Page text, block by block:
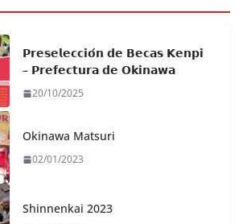
𝗣𝗿𝗲𝘀𝗲𝗹𝗲𝗰𝗰𝗶𝗼́𝗻 𝗱𝗲 𝗕𝗲𝗰𝗮𝘀 𝗞𝗲𝗻𝗽𝗶
– 𝗣𝗿𝗲𝗳𝗲𝗰𝘁𝘂𝗿𝗮 𝗱𝗲 𝗢𝗸𝗶𝗻𝗮𝘄𝗮
20/10/2025
Okinawa Matsuri
02/01/2023
Shinnenkai 2023